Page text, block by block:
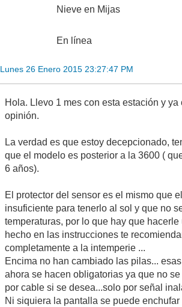
Nieve en Mijas
En línea
Lunes 26 Enero 2015 23:27:47 PM
Hola. Llevo 1 mes con esta estación y ya
opinión.
La verdad es que estoy decepcionado,
que el modelo es posterior a la 3600 (
6 años).
El protector del sensor es el mismo que
insuficiente para tenerlo al sol y que no
temperaturas, por lo que hay que hacerle
hecho en las instrucciones te
completamente a la intemperie ...
Encima no han cambiado las pilas...
ahora se hacen obligatorias ya que no
por cable si se desea...solo por señal
Ni siquiera la pantalla se puede